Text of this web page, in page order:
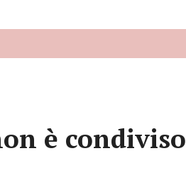
è condiviso